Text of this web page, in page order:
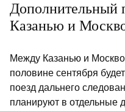
Дополнительный
Казанью и
Между Казанью и
половине сентября
поезд дальнего
планируют в отдельные